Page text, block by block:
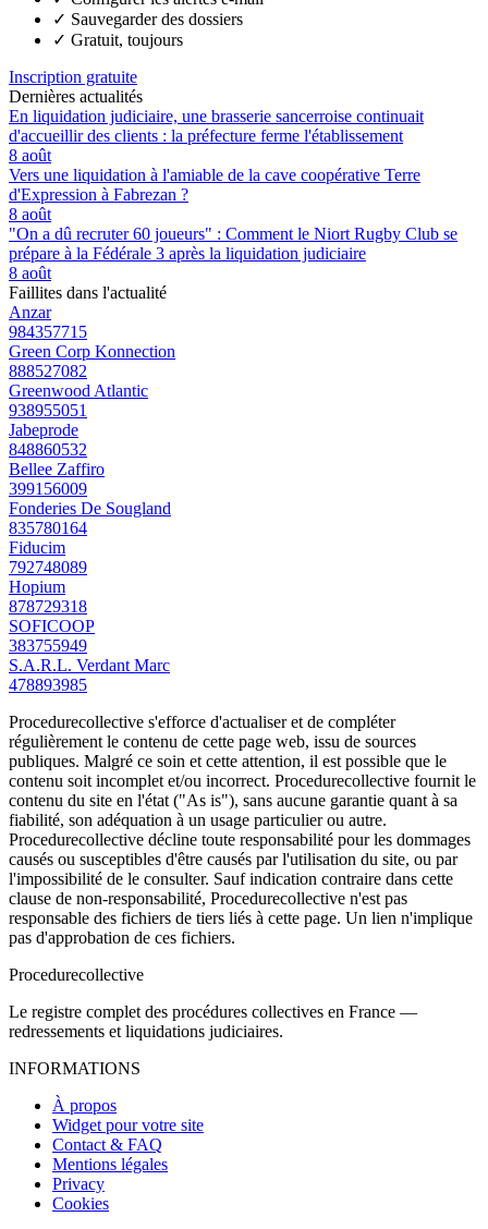
✓ Sauvegarder des dossiers
✓ Gratuit, toujours
Inscription gratuite
Dernières actualités
En liquidation judiciaire, une brasserie sancerroise continuait
d'accueillir des clients : la préfecture ferme l'établissement
8 août
Vers une liquidation à l'amiable de la cave coopérative Terre
d'Expression à Fabrezan ?
8 août
"On a dû recruter 60 joueurs" : Comment le Niort Rugby Club se
prépare à la Fédérale 3 après la liquidation judiciaire
8 août
Faillites dans l'actualité
Anzar
984357715
Green Corp Konnection
888527082
Greenwood Atlantic
938955051
Jabeprode
848860532
Bellee Zaffiro
399156009
Fonderies De Sougland
835780164
Fiducim
792748089
Hopium
878729318
SOFICOOP
383755949
S.A.R.L. Verdant Marc
478893985
Procedurecollective s'efforce d'actualiser et de compléter
régulièrement le contenu de cette page web, issu de sources
publiques. Malgré ce soin et cette attention, il est possible que le
contenu soit incomplet et/ou incorrect. Procedurecollective fournit le
contenu du site en l'état ("As is"), sans aucune garantie quant à sa
fiabilité, son adéquation à un usage particulier ou autre.
Procedurecollective décline toute responsabilité pour les dommages
causés ou susceptibles d'être causés par l'utilisation du site, ou par
l'impossibilité de le consulter. Sauf indication contraire dans cette
clause de non-responsabilité, Procedurecollective n'est pas
responsable des fichiers de tiers liés à cette page. Un lien n'implique
pas d'approbation de ces fichiers.
Procedurecollective
Le registre complet des procédures collectives en France —
redressements et liquidations judiciaires.
INFORMATIONS
À propos
Widget pour votre site
Contact & FAQ
Mentions légales
Privacy
Cookies